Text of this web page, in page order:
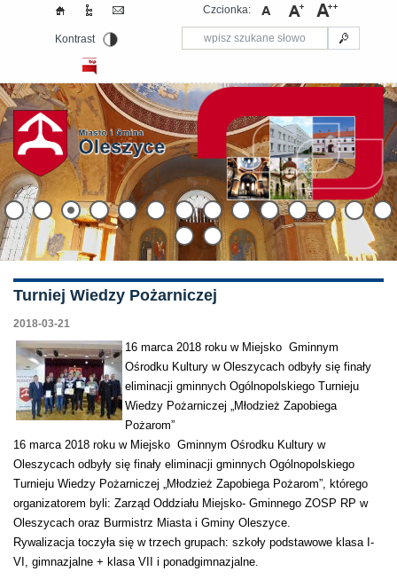
Czcionka:
Kontrast
Turniej Wiedzy Pożarniczej
2018-03-21
16 marca 2018 roku w Miejsko Gminnym
Ośrodku Kultury w Oleszycach odbyły się finały
eliminacji gminnych Ogólnopolskiego Turnieju
Wiedzy Pożarniczej „Młodzież Zapobiega
Pożarom”
16 marca 2018 roku w Miejsko Gminnym Ośrodku Kultury w
Oleszycach odbyły się finały eliminacji gminnych Ogólnopolskiego
Turnieju Wiedzy Pożarniczej „Młodzież Zapobiega Pożarom”, którego
organizatorem byli: Zarząd Oddziału Miejsko- Gminnego ZOSP RP w
Oleszycach oraz Burmistrz Miasta i Gminy Oleszyce.
Rywalizacja toczyła się w trzech grupach: szkoły podstawowe klasa I-
VI, gimnazjalne + klasa VII i ponadgimnazjalne.